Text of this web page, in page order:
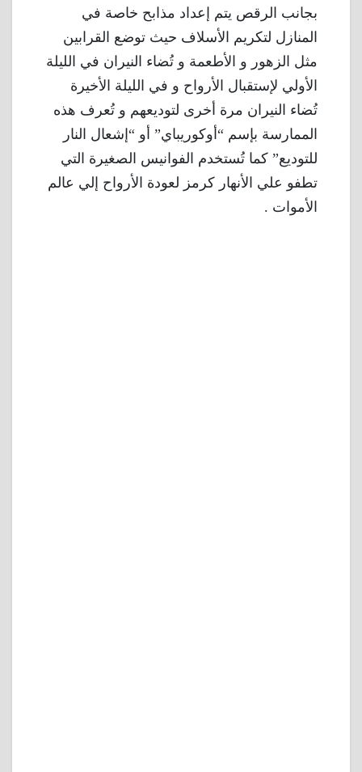
بجانب الرقص يتم إعداد مذابح خاصة في
المنازل لتكريم الأسلاف حيث توضع القرابين
مثل الزهور و الأطعمة و تُضاء النيران في الليلة
الأولي لإستقبال الأرواح و في الليلة الأخيرة
تُضاء النيران مرة أخرى لتوديعهم و تُعرف هذه
الممارسة بإسم “أوكوريباي” أو “إشعال النار
للتوديع” كما تُستخدم الفوانيس الصغيرة التي
تطفو علي الأنهار كرمز لعودة الأرواح إلي عالم
الأموات .